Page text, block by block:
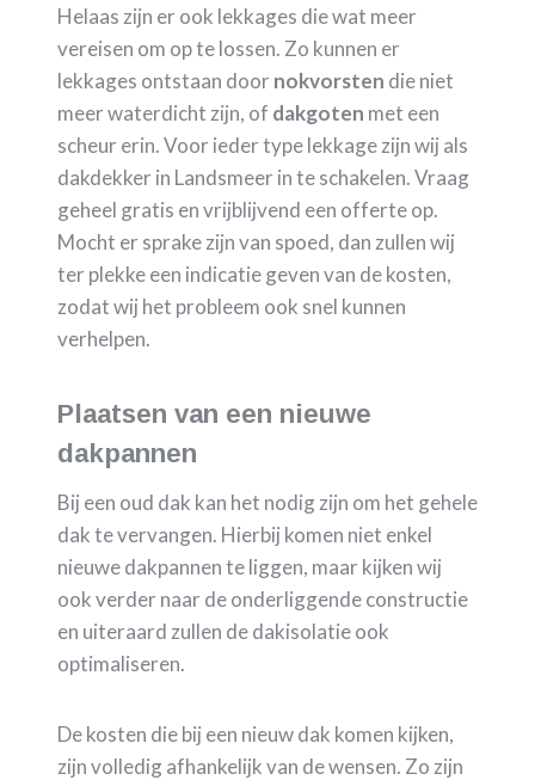
Helaas zijn er ook lekkages die wat meer
vereisen om op te lossen. Zo kunnen er
lekkages ontstaan door nokvorsten die niet
meer waterdicht zijn, of dakgoten met een
scheur erin. Voor ieder type lekkage zijn wij als
dakdekker in Landsmeer in te schakelen. Vraag
geheel gratis en vrijblijvend een offerte op.
Mocht er sprake zijn van spoed, dan zullen wij
ter plekke een indicatie geven van de kosten,
zodat wij het probleem ook snel kunnen
verhelpen.
Plaatsen van een nieuwe
dakpannen
Bij een oud dak kan het nodig zijn om het gehele
dak te vervangen. Hierbij komen niet enkel
nieuwe dakpannen te liggen, maar kijken wij
ook verder naar de onderliggende constructie
en uiteraard zullen de dakisolatie ook
optimaliseren.
De kosten die bij een nieuw dak komen kijken,
zijn volledig afhankelijk van de wensen. Zo zijn